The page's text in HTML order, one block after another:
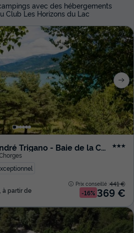
avec des hébergements
Club Les Horizons du Lac
Camping Vacances André Trigano - Baie de la Chapelle ★★★
à partir de
Prix conseillé :441 €
-16% 369 €